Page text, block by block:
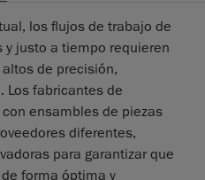
los flujos de trabajo de
justo a tiempo requieren
de precisión,
Los fabricantes de
ensambles de piezas
diferentes,
para garantizar que
forma óptima y